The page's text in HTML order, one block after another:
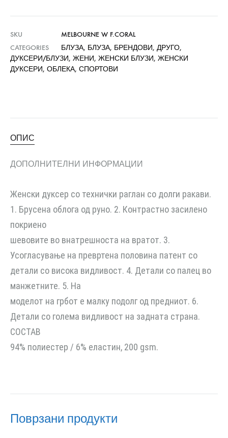
SKU
MELBOURNE W F.CORAL
CATEGORIES
БЛУЗА, БЛУЗА, БРЕНДОВИ, ДРУГО,
ДУКСЕРИ/БЛУЗИ, ЖЕНИ, ЖЕНСКИ БЛУЗИ, ЖЕНСКИ
ДУКСЕРИ, ОБЛЕКА, СПОРТОВИ
ОПИС
ДОПОЛНИТЕЛНИ ИНФОРМАЦИИ
Женски дуксер со технички раглан со долги ракави.
1. Брусена облога од руно. 2. Контрастно засилено
покриено
шевовите во внатрешноста на вратот. 3.
Усогласување на превртена половина патент со
детали со висока видливост. 4. Детали со палец во
манжетните. 5. На
моделот на грбот е малку подолг од предниот. 6.
Детали со голема видливост на задната страна.
СОСТАВ
94% полиестер / 6% еластин, 200 gsm.
Поврзани продукти